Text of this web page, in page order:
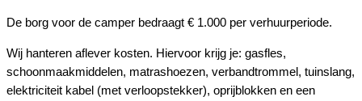
De borg voor de camper bedraagt € 1.000 per verhuurperiode.
Wij hanteren aflever kosten. Hiervoor krijg je: gasfles,
schoonmaakmiddelen, matrashoezen, verbandtrommel, tuinslang,
elektriciteit kabel (met verloopstekker), oprijblokken en een